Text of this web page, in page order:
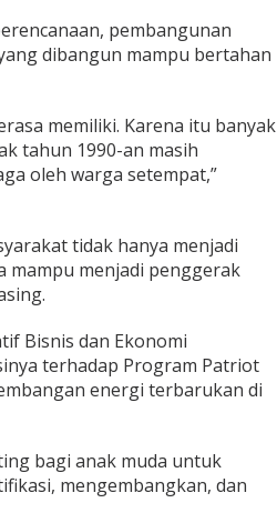
pembangunan
dibangun mampu bertahan
memiliki. Karena itu banyak
tahun 1990-an masih
oleh warga setempat,”
tidak hanya menjadi
mampu menjadi penggerak
Bisnis dan Ekonomi
terhadap Program Patriot
energi terbarukan di
bagi anak muda untuk
mengembangkan, dan